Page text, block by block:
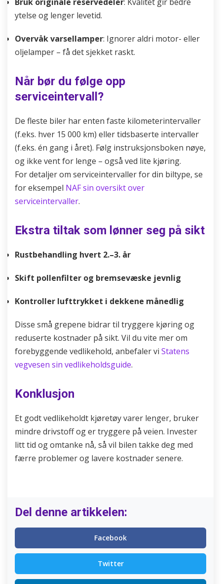
ytelse og lenger levetid.
Overvåk varsellamper: Ignorer aldri motor- eller
oljelamper – få det sjekket raskt.
Når bør du følge opp
serviceintervall?
De fleste biler har enten faste kilometerintervaller
(f.eks. hver 15 000 km) eller tidsbaserte intervaller
(f.eks. én gang i året). Følg instruksjonsboken nøye,
og ikke vent for lenge – også ved lite kjøring.
For detaljer om serviceintervaller for din biltype, se
for eksempel NAF sin oversikt over
serviceintervaller.
Ekstra tiltak som lønner seg på sikt
Rustbehandling hvert 2.–3. år
Skift pollenfilter og bremsevæske jevnlig
Kontroller lufttrykket i dekkene månedlig
Disse små grepene bidrar til tryggere kjøring og
reduserte kostnader på sikt. Vil du vite mer om
forebyggende vedlikehold, anbefaler vi Statens
vegvesen sin vedlikeholdsguide.
Konklusjon
Et godt vedlikeholdt kjøretøy varer lenger, bruker
mindre drivstoff og er tryggere på veien. Invester
litt tid og omtanke nå, så vil bilen takke deg med
færre problemer og lavere kostnader senere.
Del denne artikkelen:
Facebook
Twitter